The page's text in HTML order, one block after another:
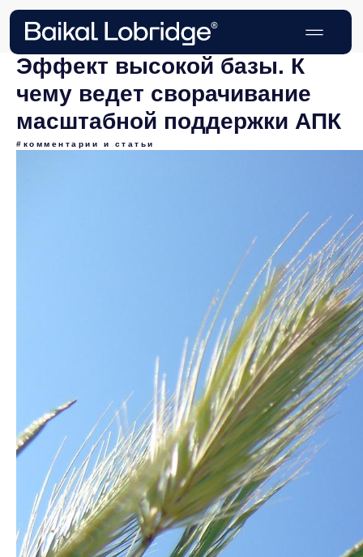
Эффект высокой базы. К
чему ведет сворачивание
масштабной поддержки АПК
#комментарии и статьи